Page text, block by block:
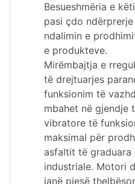
Besueshmëria e
pasi çdo
ndalimin e
e produkteve.
Mirëmbajtja e
të drejtuarjes
funksionim të
mbahet në gjendje
vibratore të
maksimal për
asfaltit të graduara
industriale. Motori
janë pjesë